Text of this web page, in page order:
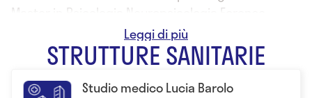
Master in Psicologia Neuropsicologia Forense
Corsi specialistici in Autismo, ADHD, DSA
STRUTTURE SANITARIE
Studio medico Lucia Barolo